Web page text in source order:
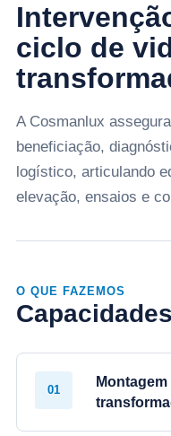
ciclo de
A Cosmanlux
beneficiação,
logístico, articulando
elevação, ensaios e
O QUE FAZEMOS
01